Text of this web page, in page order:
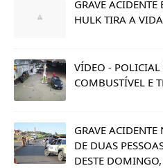
GRAVE ACIDENTE
HULK TIRA A
VÍDEO - POLICIAL
COMBUSTÍVEL E
GRAVE
DE DUAS
DESTE